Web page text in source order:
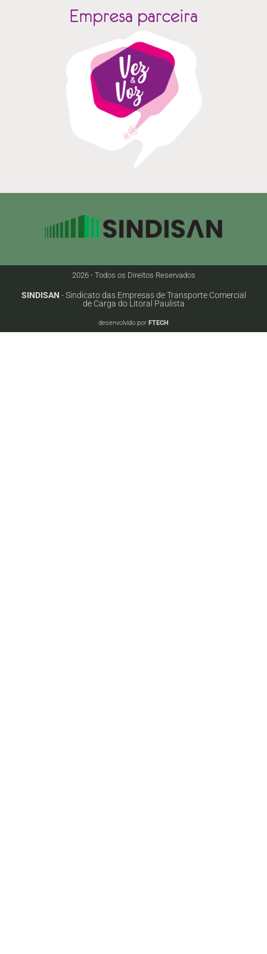
2026 - Todos os Direitos Reservados
SINDISAN - Sindicato das Empresas de Transporte Comercial
de Carga do Litoral Paulista
desenvolvido por FTECH